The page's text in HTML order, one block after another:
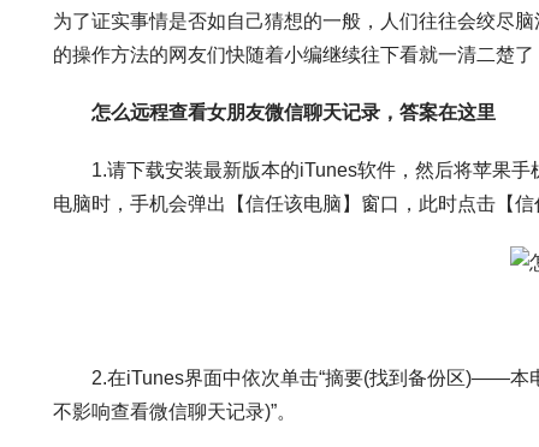
为了证实事情是否如自己猜想的一般，人们往往会绞尽
的操作方法的网友们快随着小编继续往下看就一清二楚了
怎么远程查看女朋友微信聊天记录，答案在这里
1.请下载安装最新版本的iTunes软件，然后将苹果手
电脑时，手机会弹出【信任该电脑】窗口，此时点击【
2.在iTunes界面中依次单击“摘要(找到备份区)——本
不影响查看微信聊天记录)”。